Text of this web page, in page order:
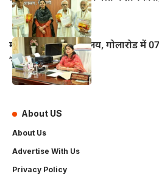
महुआ के विद्युत कार्यालय, गोलारोड में
‘सोलर मेला–2026’
About US
About Us
Advertise With Us
Privacy Policy